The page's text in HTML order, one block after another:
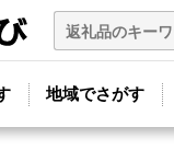
地域でさがす